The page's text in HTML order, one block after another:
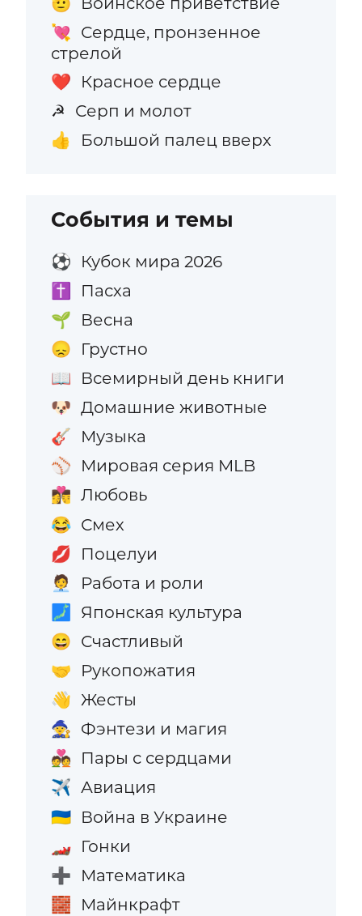
💘 Сердце, пронзенное
стрелой
❤️ Красное сердце
☭ Серп и молот
👍 Большой палец вверх
События и темы
⚽ Кубок мира 2026
✝️ Пасха
🌱 Весна
😞 Грустно
📖 Всемирный день книги
🐶 Домашние животные
🎸 Музыка
⚾ Мировая серия MLB
👩‍❤️‍💋‍👨 Любовь
😂 Смех
💋 Поцелуи
🧑‍💼 Работа и роли
🗾 Японская культура
😄 Счастливый
🤝 Рукопожатия
👋 Жесты
🧙 Фэнтези и магия
💑 Пары с сердцами
✈️ Авиация
🇺🇦 Война в Украине
🏎️ Гонки
➕ Математика
🧱 Майнкрафт